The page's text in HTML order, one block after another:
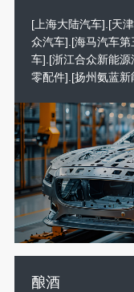
[上海大陆汽车].[天
众汽车].[海马汽车
车].[浙江合众新能
零配件].[扬州氨蓝
酿酒